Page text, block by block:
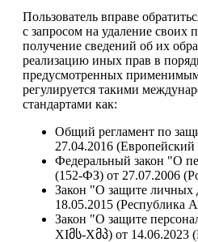
Пользователь вправе
с запросом на удаление своих
получение сведений об их
реализацию иных прав в
предусмотренных применимым
регулируется такими
стандартами как:
Общий регламент по
27.04.2016 (Европейский
Федеральный закон "О
(152-ФЗ) от 27.07.2006
Закон "О защите
18.05.2015 (Республика
Закон "О защите
XIმს-Xმპ) от 14.06.2023